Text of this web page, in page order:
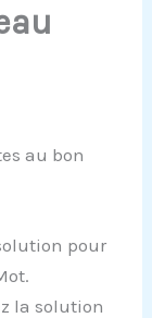
au bon
pour
la solution